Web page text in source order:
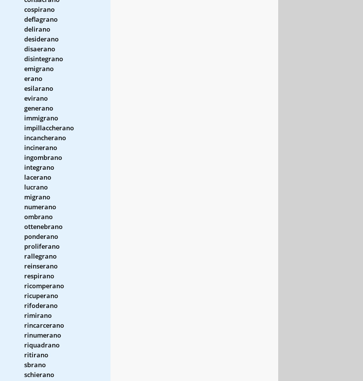
cospirano
deflagrano
delirano
desiderano
disaerano
disintegrano
emigrano
erano
esilarano
evirano
generano
immigrano
impillaccherano
incancherano
incinerano
ingombrano
integrano
lacerano
lucrano
migrano
numerano
ombrano
ottenebrano
ponderano
proliferano
rallegrano
reinserano
respirano
ricomperano
ricuperano
rifoderano
rimirano
rincarcerano
rinumerano
riquadrano
ritirano
sbrano
schierano